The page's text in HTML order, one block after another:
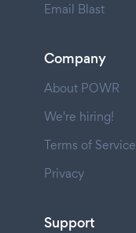
Email Blast
Company
About POWR
We're hiring!
Terms of Service
Privacy
Support